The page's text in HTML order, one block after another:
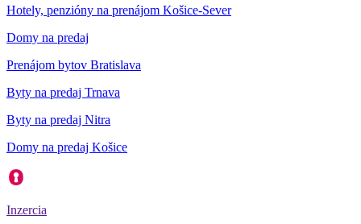
Hotely, penzióny na prenájom Košice-Sever
Domy na predaj
Prenájom bytov Bratislava
Byty na predaj Trnava
Byty na predaj Nitra
Domy na predaj Košice
Inzercia